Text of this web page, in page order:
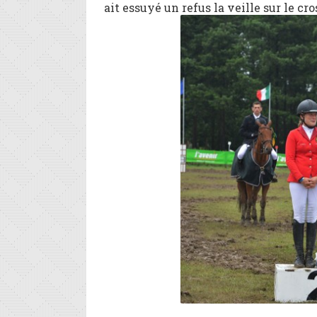
ait essuyé un refus la veille sur le